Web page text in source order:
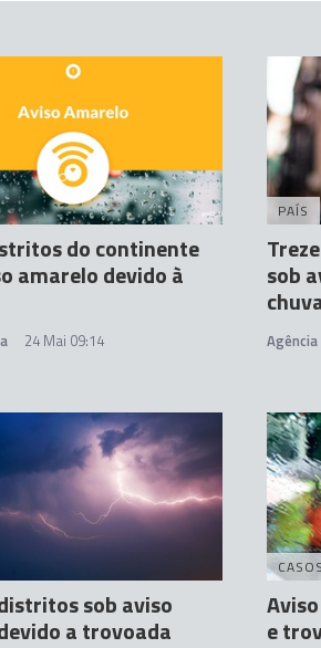
do continente
amarelo devido à
24 Mai 09:14
PAÍS
sob
sob aviso
a trovoada e